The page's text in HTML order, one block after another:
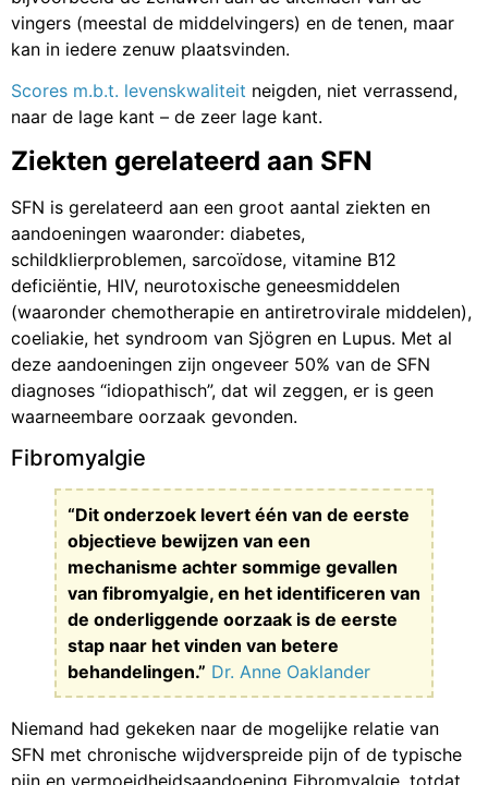
vingers (meestal de middelvingers) en de tenen, maar
kan in iedere zenuw plaatsvinden.
Scores m.b.t. levenskwaliteit neigden, niet verrassend,
naar de lage kant – de zeer lage kant.
Ziekten gerelateerd aan SFN
SFN is gerelateerd aan een groot aantal ziekten en
aandoeningen waaronder: diabetes,
schildklierproblemen, sarcoïdose, vitamine B12
deficiëntie, HIV, neurotoxische geneesmiddelen
(waaronder chemotherapie en antiretrovirale middelen),
coeliakie, het syndroom van Sjögren en Lupus. Met al
deze aandoeningen zijn ongeveer 50% van de SFN
diagnoses “idiopathisch”, dat wil zeggen, er is geen
waarneembare oorzaak gevonden.
Fibromyalgie
“Dit onderzoek levert één van de eerste
objectieve bewijzen van een
mechanisme achter sommige gevallen
van fibromyalgie, en het identificeren van
de onderliggende oorzaak is de eerste
stap naar het vinden van betere
behandelingen.” Dr. Anne Oaklander
Niemand had gekeken naar de mogelijke relatie van
SFN met chronische wijdverspreide pijn of de typische